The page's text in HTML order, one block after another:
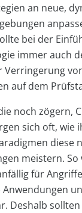
an neue,
bei der
immer auch
Verringerung
auf dem
noch zögern,
sich oft, wie
diese
meistern.
für
Deshalb